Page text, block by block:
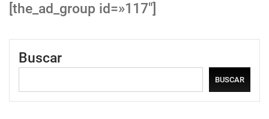
[the_ad_group id=»117″]
Buscar
BUSCAR